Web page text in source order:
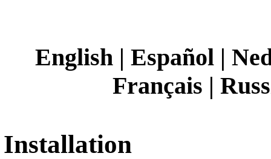
English | Español |
Français |
Installation